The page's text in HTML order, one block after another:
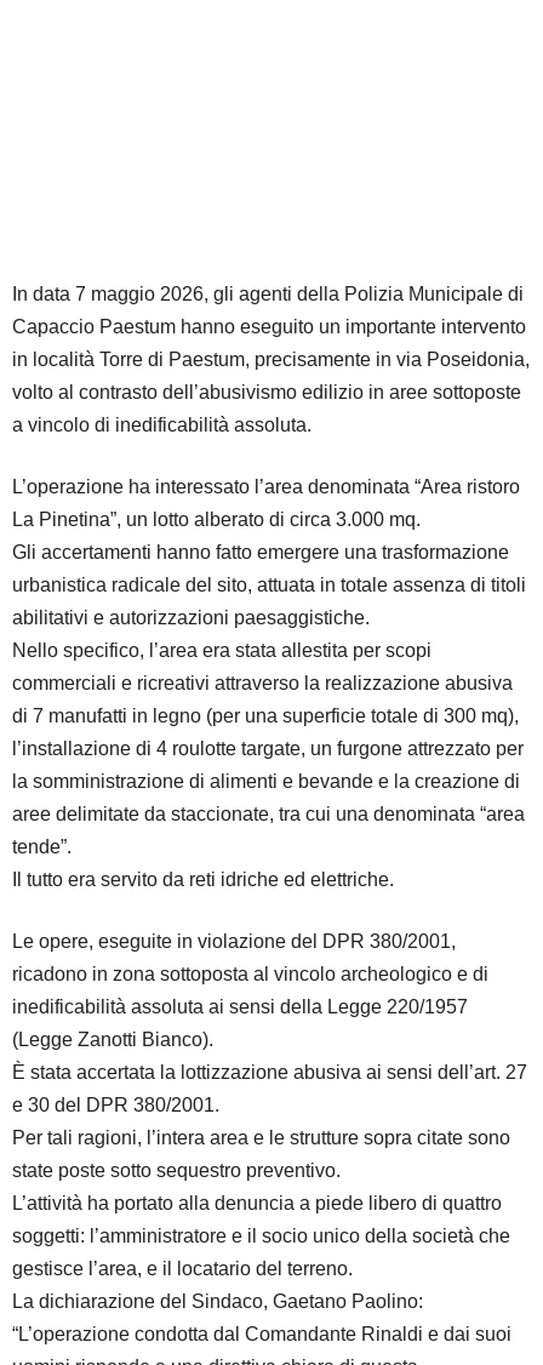
In data 7 maggio 2026, gli agenti della Polizia Municipale di
Capaccio Paestum hanno eseguito un importante intervento
in località Torre di Paestum, precisamente in via Poseidonia,
volto al contrasto dell’abusivismo edilizio in aree sottoposte
a vincolo di inedificabilità assoluta.
L’operazione ha interessato l’area denominata “Area ristoro
La Pinetina”, un lotto alberato di circa 3.000 mq.
Gli accertamenti hanno fatto emergere una trasformazione
urbanistica radicale del sito, attuata in totale assenza di titoli
abilitativi e autorizzazioni paesaggistiche.
Nello specifico, l’area era stata allestita per scopi
commerciali e ricreativi attraverso la realizzazione abusiva
di 7 manufatti in legno (per una superficie totale di 300 mq),
l’installazione di 4 roulotte targate, un furgone attrezzato per
la somministrazione di alimenti e bevande e la creazione di
aree delimitate da staccionate, tra cui una denominata “area
tende”.
Il tutto era servito da reti idriche ed elettriche.
Le opere, eseguite in violazione del DPR 380/2001,
ricadono in zona sottoposta al vincolo archeologico e di
inedificabilità assoluta ai sensi della Legge 220/1957
(Legge Zanotti Bianco).
È stata accertata la lottizzazione abusiva ai sensi dell’art. 27
e 30 del DPR 380/2001.
Per tali ragioni, l’intera area e le strutture sopra citate sono
state poste sotto sequestro preventivo.
L’attività ha portato alla denuncia a piede libero di quattro
soggetti: l’amministratore e il socio unico della società che
gestisce l’area, e il locatario del terreno.
La dichiarazione del Sindaco, Gaetano Paolino:
“L’operazione condotta dal Comandante Rinaldi e dai suoi